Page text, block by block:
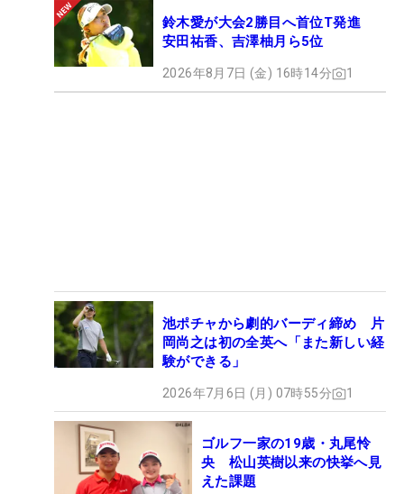
鈴木愛が大会2勝目へ首位T発進
安田祐香、吉澤柚月ら5位
2026年8月7日 (金) 16時14分 1
池ポチャから劇的バーディ締め 片
岡尚之は初の全英へ「また新しい経
験ができる」
2026年7月6日 (月) 07時55分 1
ゴルフ一家の19歳・丸尾怜
央 松山英樹以来の快挙へ見
えた課題